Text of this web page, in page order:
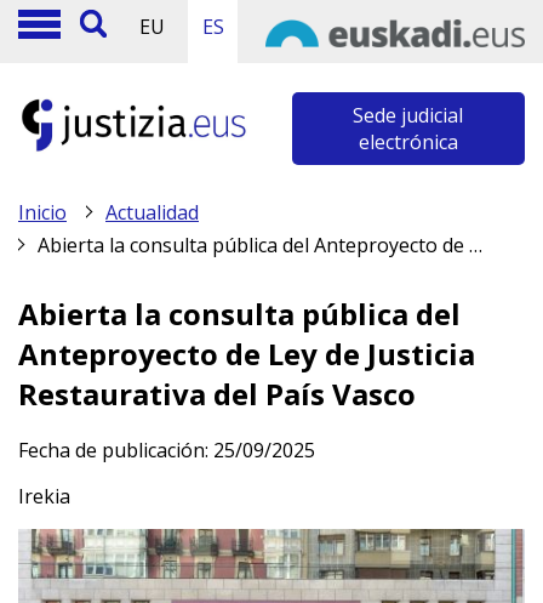
EU ES
Sede judicial
electrónica
Inicio
Actualidad
Abierta la consulta pública del Anteproyecto de Ley de Justicia Restaurativa del País Vasco
Abierta la consulta pública del
Anteproyecto de Ley de Justicia
Restaurativa del País Vasco
Fecha de publicación: 25/09/2025
Irekia